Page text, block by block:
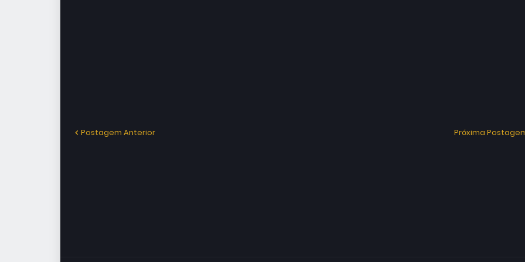
Postagem Anterior Próxima